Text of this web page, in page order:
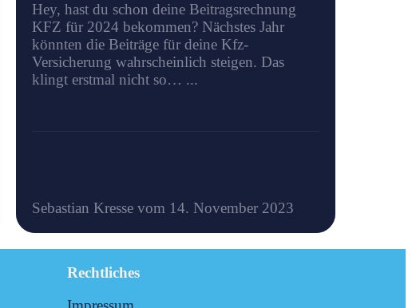
Hey, hast du schon deine Beitragsrechnung
KFZ für 2024 bekommen? Nächstes Jahr
könnten die Beiträge für deine Kfz-
Versicherung wahrscheinlich steigen. Das
klingt erstmal nicht so… ...
Sebastian Kresse vom 14. November 2023
Rechtliches